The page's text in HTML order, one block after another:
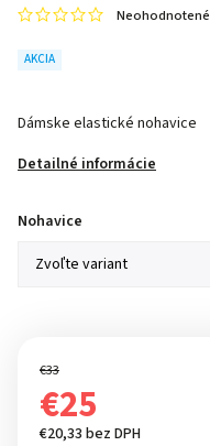
AKCIA
Neohodnotené
Dámske elastické nohavice
Detailné informácie
Nohavice
€33
€25
€20,33 bez DPH